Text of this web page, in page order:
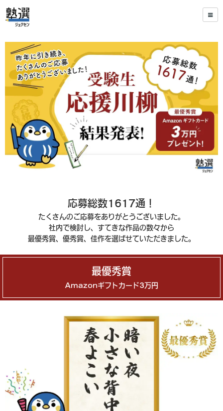
応募総数1617通！
たくさんのご応募をありがとうございました。
社内で検討し、すてきな作品の数々から
最優秀賞、優秀賞、佳作を選ばせていただきました。
最優秀賞
Amazonギフトカード3万円